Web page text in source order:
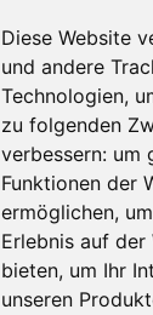
Diese Website
und andere
Technologien,
zu folgenden
verbessern: um
Funktionen der
ermöglichen,
Erlebnis auf der
bieten, um Ihr
unseren
Für
Über Uns
Vorteile
Kontakt
Software
Teilnahme